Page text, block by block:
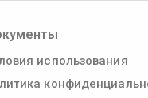
использования